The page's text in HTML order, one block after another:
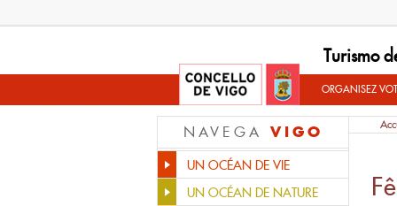
Turismo
ORGANISEZ
NAVEGA VIGO
UN OCÉAN DE VIE
UN OCÉAN DE NATURE